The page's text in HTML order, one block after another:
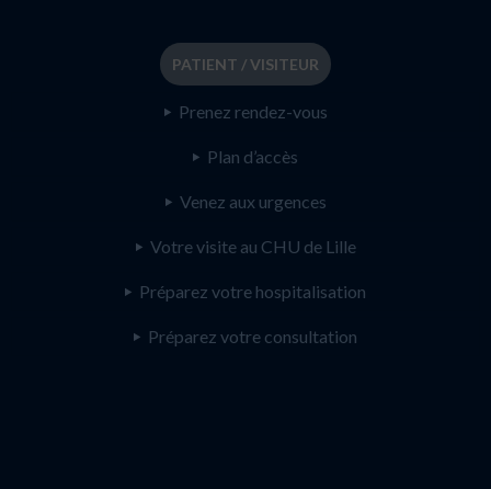
PATIENT / VISITEUR
Prenez rendez-vous
Plan d’accès
Venez aux urgences
Votre visite au CHU de Lille
Préparez votre hospitalisation
Préparez votre consultation